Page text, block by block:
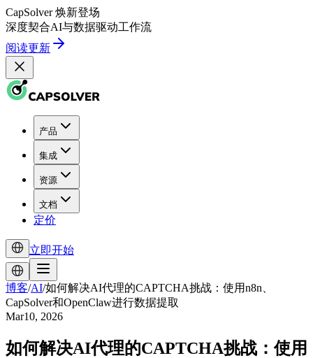
CapSolver 焕新登场
深度契合AI与数据驱动工作流
阅读更新
产品
集成
资源
文档
定价
立即开始
博客/AI/如何解决AI代理的CAPTCHA挑战：使用n8n、
CapSolver和OpenClaw进行数据提取
Mar10, 2026
如何解决AI代理的CAPTCHA挑战：使用